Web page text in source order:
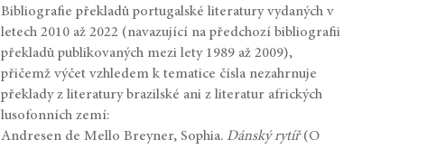
Bibliografie překladů portugalské literatury vydaných v
letech 2010 až 2022 (navazující na předchozí bibliografii
překladů publikovaných mezi lety 1989 až 2009),
přičemž výčet vzhledem k tematice čísla nezahrnuje
překlady z literatury brazilské ani z literatur afrických
lusofonních zemí:
Andresen de Mello Breyner, Sophia. Dánský rytíř(O